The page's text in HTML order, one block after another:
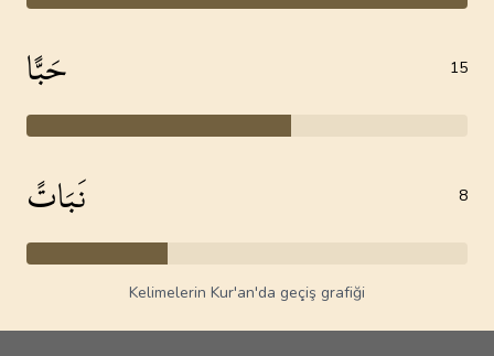
حَبًّا 15
نَبَاتً 8
Kelimelerin Kur'an'da geçiş grafiği